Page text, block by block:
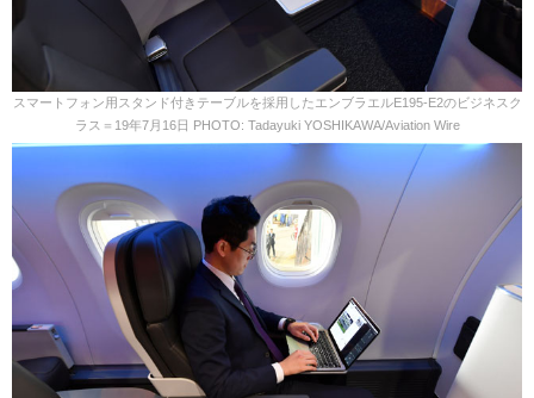
スマートフォン用スタンド付きテーブルを採用したエンブラエルE195-E2のビジネスク
ラス＝19年7月16日 PHOTO: Tadayuki YOSHIKAWA/Aviation Wire